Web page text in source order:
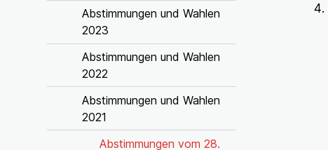
Abstimmungen und Wahlen
2023
Abstimmungen und Wahlen
2022
Abstimmungen und Wahlen
2021
Abstimmungen vom 28.